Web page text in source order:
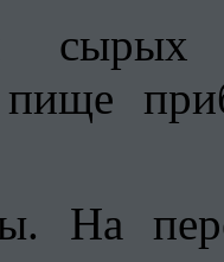
сырых
пище
На